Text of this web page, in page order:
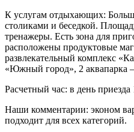
К услугам отдыхающих:
столиками и беседкой.
тренажеры. Есть зона для
расположены продуктовые
развлекательный комплекс
«Южный город», 2 аквапарка
Расчетный час: в день приезда
Наши комментарии: эконом
подходит для всех категорий.